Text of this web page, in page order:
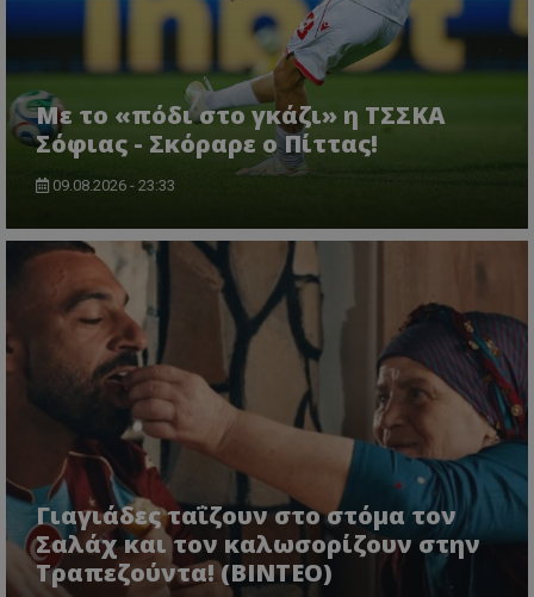
Με το «πόδι στο γκάζι» η ΤΣΣΚΑ
Σόφιας - Σκόραρε ο Πίττας!
09.08.2026 - 23:33
Γιαγιάδες ταΐζουν στο στόμα τον
Σαλάχ και τον καλωσορίζουν στην
Τραπεζούντα! (ΒΙΝΤΕΟ)